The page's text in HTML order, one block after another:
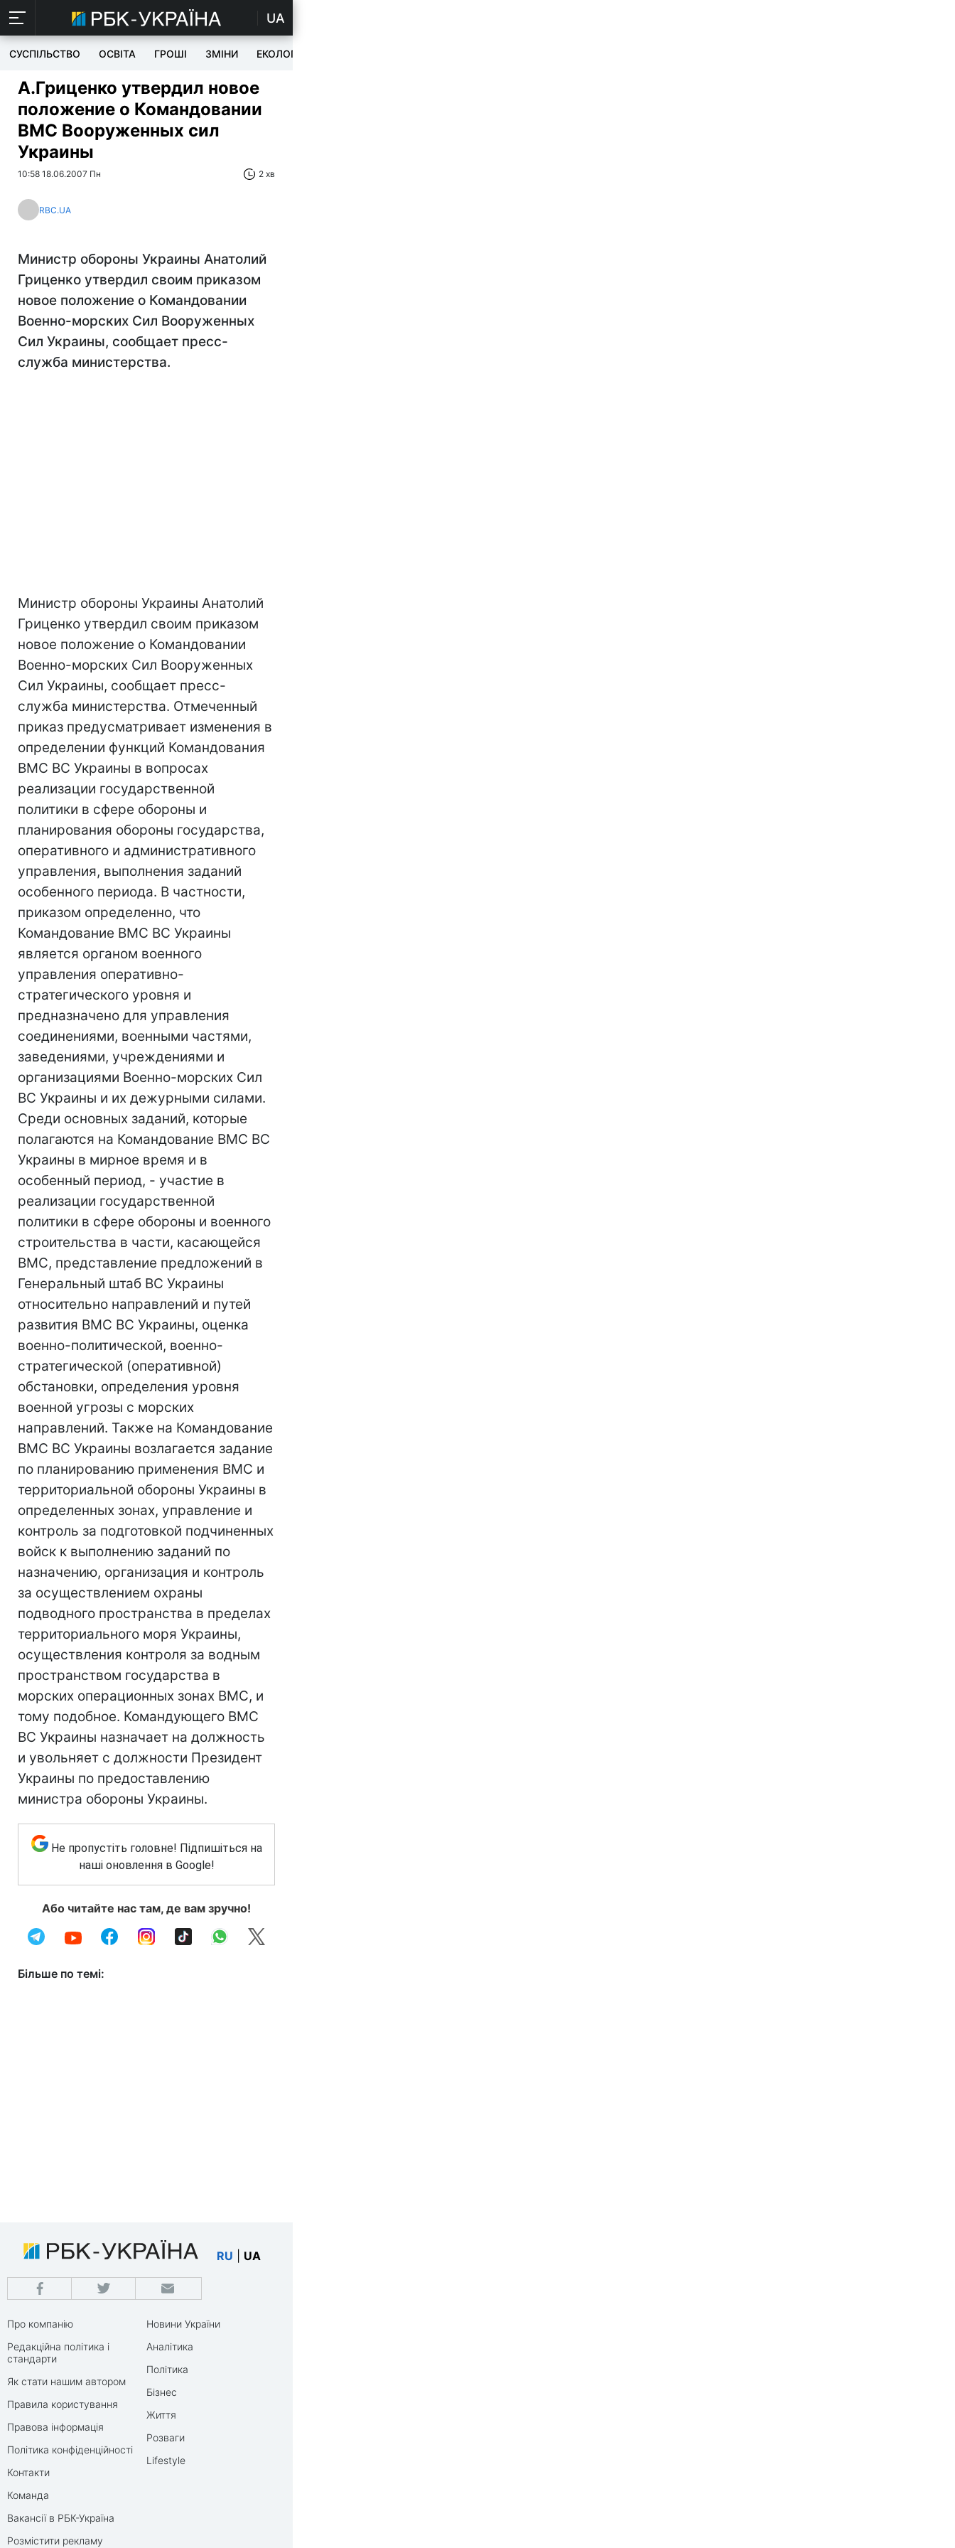
UA
СУСПІЛЬСТВО ОСВІТА ГРОШІ ЗМІНИ ЕКОЛОГІЯ
А.Гриценко утвердил новое
положение о Командовании
ВМС Вооруженных сил
Украины
10:58 18.06.2007 Пн 2 хв
RBC.UA
Министр обороны Украины Анатолий
Гриценко утвердил своим приказом
новое положение о Командовании
Военно-морских Сил Вооруженных
Сил Украины, сообщает пресс-
служба министерства.
Министр обороны Украины Анатолий
Гриценко утвердил своим приказом
новое положение о Командовании
Военно-морских Сил Вооруженных
Сил Украины, сообщает пресс-
служба министерства. Отмеченный
приказ предусматривает изменения в
определении функций Командования
ВМС ВС Украины в вопросах
реализации государственной
политики в сфере обороны и
планирования обороны государства,
оперативного и административного
управления, выполнения заданий
особенного периода. В частности,
приказом определенно, что
Командование ВМС ВС Украины
является органом военного
управления оперативно-
стратегического уровня и
предназначено для управления
соединениями, военными частями,
заведениями, учреждениями и
организациями Военно-морских Сил
ВС Украины и их дежурными силами.
Среди основных заданий, которые
полагаются на Командование ВМС ВС
Украины в мирное время и в
особенный период, - участие в
реализации государственной
политики в сфере обороны и военного
строительства в части, касающейся
ВМС, представление предложений в
Генеральный штаб ВС Украины
относительно направлений и путей
развития ВМС ВС Украины, оценка
военно-политической, военно-
стратегической (оперативной)
обстановки, определения уровня
военной угрозы с морских
направлений. Также на Командование
ВМС ВС Украины возлагается задание
по планированию применения ВМС и
территориальной обороны Украины в
определенных зонах, управление и
контроль за подготовкой подчиненных
войск к выполнению заданий по
назначению, организация и контроль
за осуществлением охраны
подводного пространства в пределах
территориального моря Украины,
осуществления контроля за водным
пространством государства в
морских операционных зонах ВМС, и
тому подобное. Командующего ВМС
ВС Украины назначает на должность
и увольняет с должности Президент
Украины по предоставлению
министра обороны Украины.
Не пропустіть головне! Підпишіться на
наші оновлення в Google!
Або читайте нас там, де вам зручно!
Більше по темі:
RU UA
Про компанію
Редакційна політика і
стандарти
Як стати нашим автором
Правила користування
Правова інформація
Політика конфіденційності
Контакти
Команда
Вакансії в РБК-Україна
Розмістити рекламу
Новини України
Аналітика
Політика
Бізнес
Життя
Розваги
Lifestyle